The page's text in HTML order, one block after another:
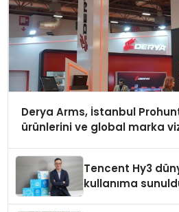
Derya Arms, İstanbul
ürünlerini ve global marka
Tencent Hy3
kullanıma